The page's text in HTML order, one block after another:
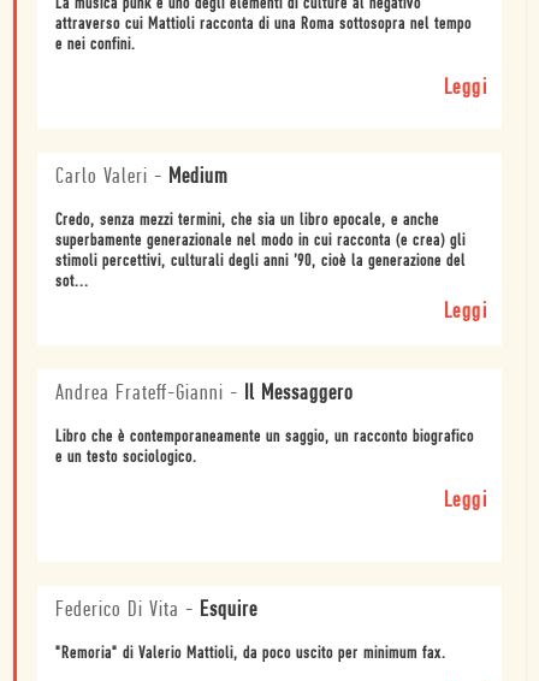
La musica punk è uno degli elementi di culture al negativo
attraverso cui Mattioli racconta di una Roma sottosopra nel tempo
e nei confini.
Leggi
Carlo Valeri - Medium
Credo, senza mezzi termini, che sia un libro epocale, e anche
superbamente generazionale nel modo in cui racconta (e crea) gli
stimoli percettivi, culturali degli anni ’90, cioè la generazione del
sot...
Leggi
Andrea Frateff-Gianni - Il Messaggero
Libro che è contemporaneamente un saggio, un racconto biografico
e un testo sociologico.
Leggi
Federico Di Vita - Esquire
"Remoria" di Valerio Mattioli, da poco uscito per minimum fax.